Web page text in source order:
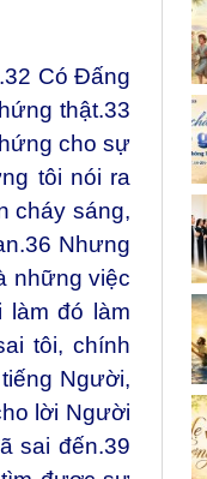
32 Có Đấng
thật.33
cho sự
tôi nói ra
cháy sáng,
36 Nhưng
những việc
làm đó làm
tôi, chính
Người,
lời Người
sai đến.39